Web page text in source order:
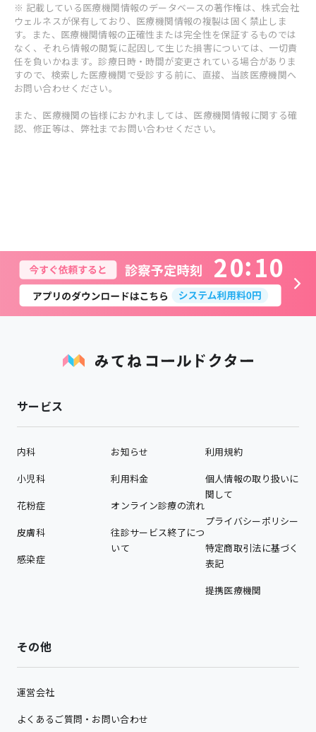
※ 記載している医療機関情報のデータベースの著作権は、株式会社
ウェルネスが保有しており、医療機関情報の複製は固く禁止しま
す。また、医療機関情報の正確性または完全性を保証するものでは
なく、それら情報の閲覧に起因して生じた損害については、一切責
任を負いかねます。診療日時・時間が変更されている場合がありま
すので、検索した医療機関で受診する前に、直接、当該医療機関へ
お問い合わせください。
また、医療機関の皆様におかれましては、医療機関情報に関する確
認、修正等は、弊社までお問い合わせください。
20 10
サービス
内科
小児科
花粉症
皮膚科
感染症
お知らせ
利用料金
オンライン診療の流れ
往診サービス終了につ
いて
利用規約
個人情報の取り扱いに
関して
プライバシーポリシー
特定商取引法に基づく
表記
提携医療機関
その他
運営会社
よくあるご質問・お問い合わせ